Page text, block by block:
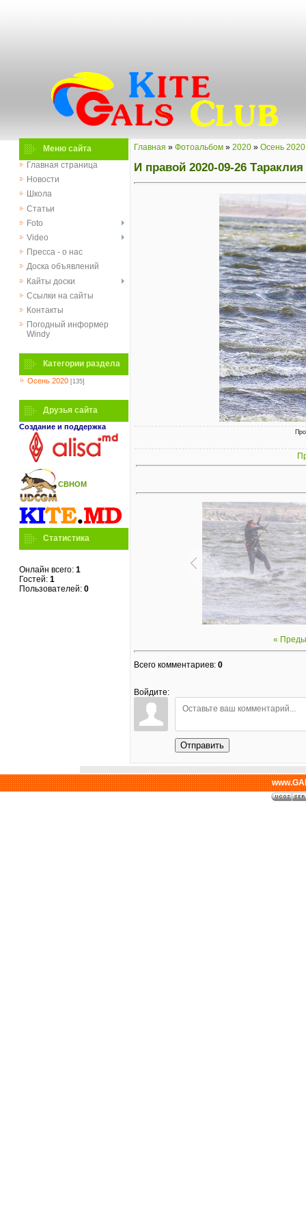
Меню сайта
Главная страница
Новости
Школа
Статьи
Foto
Video
Пресса - о нас
Доска объявлений
Кайты доски
Ссылки на сайты
Контакты
Погодный информер
Windy
Категории раздела
Осень 2020 [135]
Друзья сайта
Создание и поддержка
СВНОМ
Статистика
Онлайн всего: 1
Гостей: 1
Пользователей: 0
Главная » Фотоальбом » 2020 » Осень 2020
И правой 2020-09-26 Тараклия
«
Всего комментариев: 0
Войдите:
Отправить